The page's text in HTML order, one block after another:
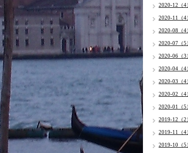
2020-12（4
2020-11（4
2020-08（4
2020-07（5
2020-06（3
2020-04（4
2020-03（4
2020-02（4
2020-01（5
2019-12（2
2019-11（4
2019-10（5